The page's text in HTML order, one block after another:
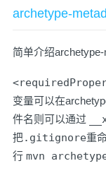
archetype-
简单介绍
变量可以在
件名则可以通过
把.gitignore重
行 mvn